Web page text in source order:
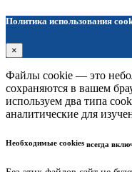
Политика использования
×
Файлы cookie — это
сохраняются в вашем
используем два типа
аналитические для
Необходимые cookies всегда